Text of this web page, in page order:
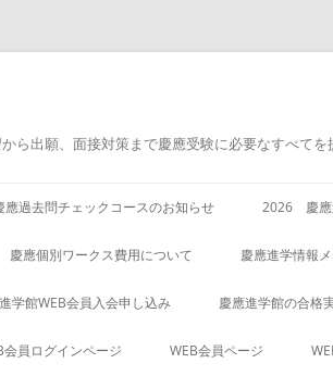
出願、面接対策まで慶應受験に必要なすべてを
應過去問チェックコースのお知らせ 2026 慶應
慶應個別ワークス費用について 慶應進学情報
学館WEB会員入会申し込み 慶應進学館の合格
会員ログインページ WEB会員ページ